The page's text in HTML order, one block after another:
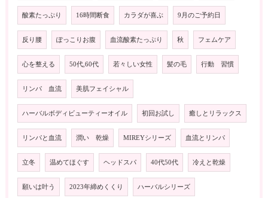
酸素たっぷり 16時間断食 カラダが喜ぶ 9月のご予約日
反り腰 ぽっこりお腹 血流酸素たっぷり 秋 フェムケア
心を整える 50代,60代 若々しい女性 髪の毛 行動 習慣
リンパ 血流 美肌フェイシャル
ハーバルボディビューティーオイル 初回お試し 癒しとリラックス
リンパと血流 潤い 乾燥 MIREYシリーズ 血流とリンパ
立冬 温めてほぐす ヘッドスパ 40代50代 冷えと乾燥
願いは叶う 2023年締めくくり ハーバルシリーズ